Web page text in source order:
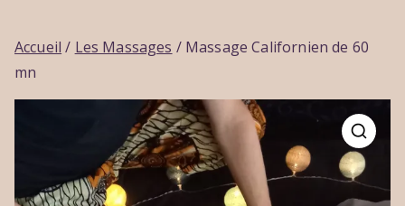
Accueil / Les Massages / Massage Californien de 60
mn
🔍